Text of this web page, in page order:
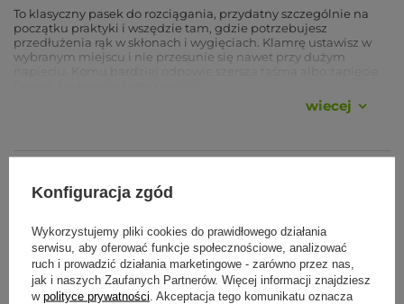
To klasyczny pasek do rozciągania, przydatny szczególnie na
początku praktyki i wszędzie tam, gdzie potrzebujesz
przedłużenia rąk w skłonach i wygięciach. Klamrę ustawisz w
wybranym miejscu i nie przesunie się nawet przy dużym
obciążeniem.
Długość 2,5 m, wystarcza do skłonów, otwierania klatki
piersiowej i stabilizacji nóg lub rąk.
Szerokość 3,8 cm, komfortowy chwyt, taśma nie wcina
się w dłoń.
wiecej
Formy płatności
Dostawa i zwroty
Konfiguracja zgód
Wykorzystujemy pliki cookies do prawidłowego działania
serwisu, aby oferować funkcje społecznościowe, analizować
ruch i prowadzić działania marketingowe - zarówno przez nas,
jak i naszych Zaufanych Partnerów. Więcej informacji znajdziesz
w polityce prywatności . Akceptacja tego komunikatu oznacza